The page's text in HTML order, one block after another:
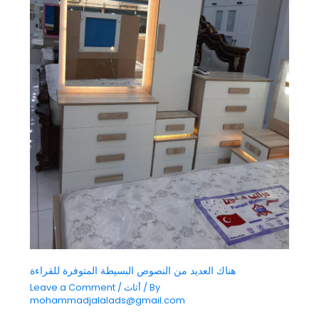
هناك العديد من النصوص البسيطة المتوفرة للقراءة
Leave a Comment / أثاث / By
mohammadjalalads@gmail.com